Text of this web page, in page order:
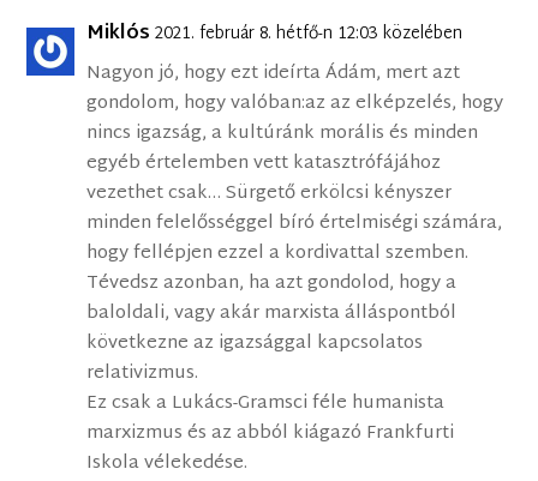
Miklós 2021. február 8. hétfő-n 12:03 közelében
Nagyon jó, hogy ezt ideírta Ádám, mert azt
gondolom, hogy valóban:az az elképzelés, hogy
nincs igazság, a kultúránk morális és minden
egyéb értelemben vett katasztrófájához
vezethet csak… Sürgető erkölcsi kényszer
minden felelősséggel bíró értelmiségi számára,
hogy fellépjen ezzel a kordivattal szemben.
Tévedsz azonban, ha azt gondolod, hogy a
baloldali, vagy akár marxista álláspontból
következne az igazsággal kapcsolatos
relativizmus.
Ez csak a Lukács-Gramsci féle humanista
marxizmus és az abból kiágazó Frankfurti
Iskola vélekedése.